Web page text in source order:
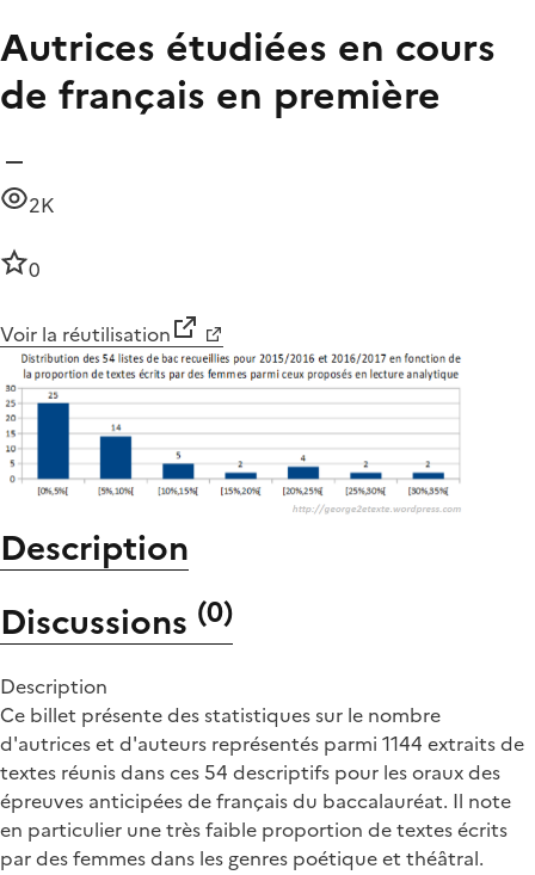
Autrices étudiées en cours
de français en première
2K
0
Voir la réutilisation
Description
Discussions (0)
Description
Ce billet présente des statistiques sur le nombre
d'autrices et d'auteurs représentés parmi 1144 extraits de
textes réunis dans ces 54 descriptifs pour les oraux des
épreuves anticipées de français du baccalauréat. Il note
en particulier une très faible proportion de textes écrits
par des femmes dans les genres poétique et théâtral.